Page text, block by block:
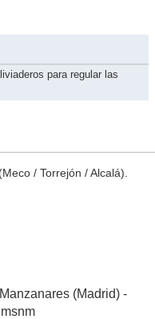
para regular las
/ Torrejón / Alcalá).
(Madrid) -